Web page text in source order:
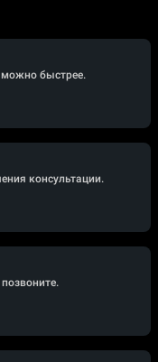
быстрее.
консультации.